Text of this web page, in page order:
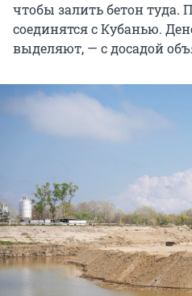
чтобы залить бетон туда.
соединятся с Кубанью.
выделяют, — с досадой